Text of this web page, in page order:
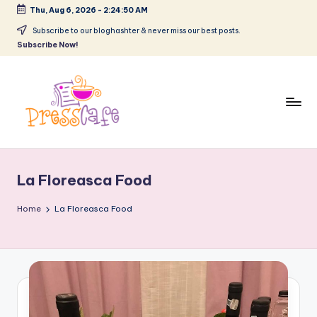
Skip
Thu, Aug 6, 2026 - 2:24:51 AM
Subscribe to our bloghashter & never miss our best posts.
Subscribe Now!
e
s
c
a
urbane
La Floreasca Food
Home La Floreasca Food